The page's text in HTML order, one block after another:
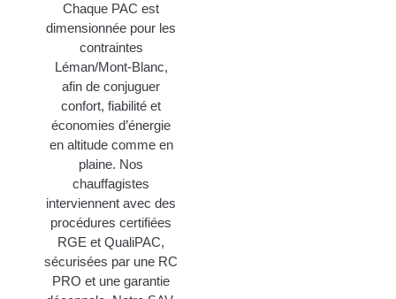
Chaque PAC est
dimensionnée pour les
contraintes
Léman/Mont-Blanc,
afin de conjuguer
confort, fiabilité et
économies d’énergie
en altitude comme en
plaine. Nos
chauffagistes
interviennent avec des
procédures certifiées
RGE et QualiPAC,
sécurisées par une RC
PRO et une garantie